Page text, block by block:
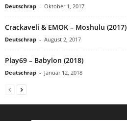
Deutschrap - Oktober 1, 2017
Crackaveli & EMOK – Moshulu (2017)
Deutschrap - August 2, 2017
Play69 – Babylon (2018)
Deutschrap - Januar 12, 2018